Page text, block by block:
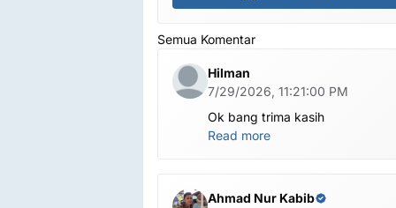
Semua Komentar
Hilman
7/29/2026, 11:21:00 PM
Ok bang trima kasih
Read more
Ahmad Nur Kabib